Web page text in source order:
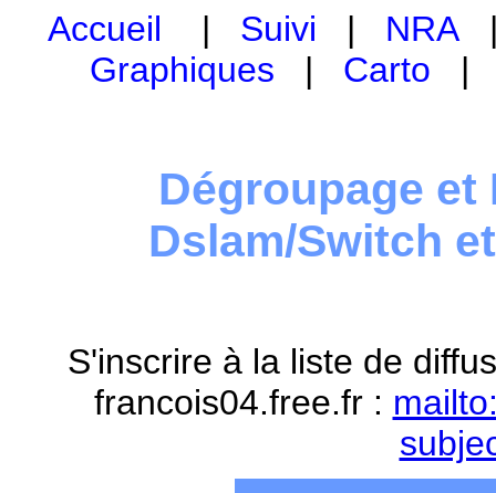
Accueil | Suivi | NRA
Graphiques | Carto
Dégroupage et
Dslam/Switch
S'inscrire à la liste de
francois04.free.fr :